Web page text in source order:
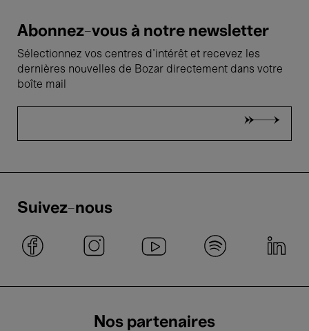
Abonnez-vous à notre newsletter
Sélectionnez vos centres d'intérêt et recevez les
dernières nouvelles de Bozar directement dans votre
boîte mail
Suivez-nous
Nos partenaires